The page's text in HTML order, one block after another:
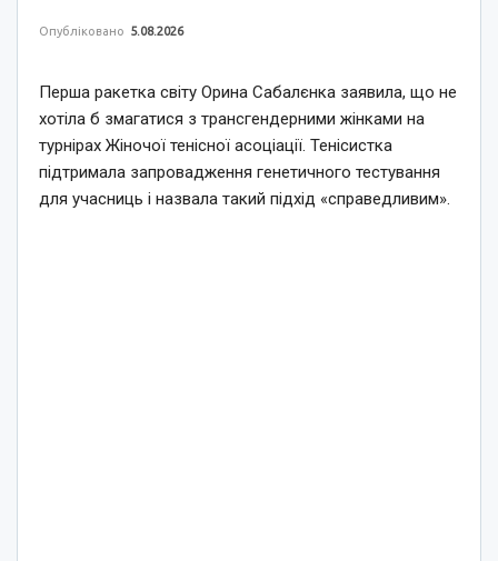
Опубліковано 5.08.2026
Перша ракетка світу Орина Сабалєнка заявила, що не
хотіла б змагатися з трансгендерними жінками на
турнірах Жіночої тенісної асоціації. Тенісистка
підтримала запровадження генетичного тестування
для учасниць і назвала такий підхід «справедливим».